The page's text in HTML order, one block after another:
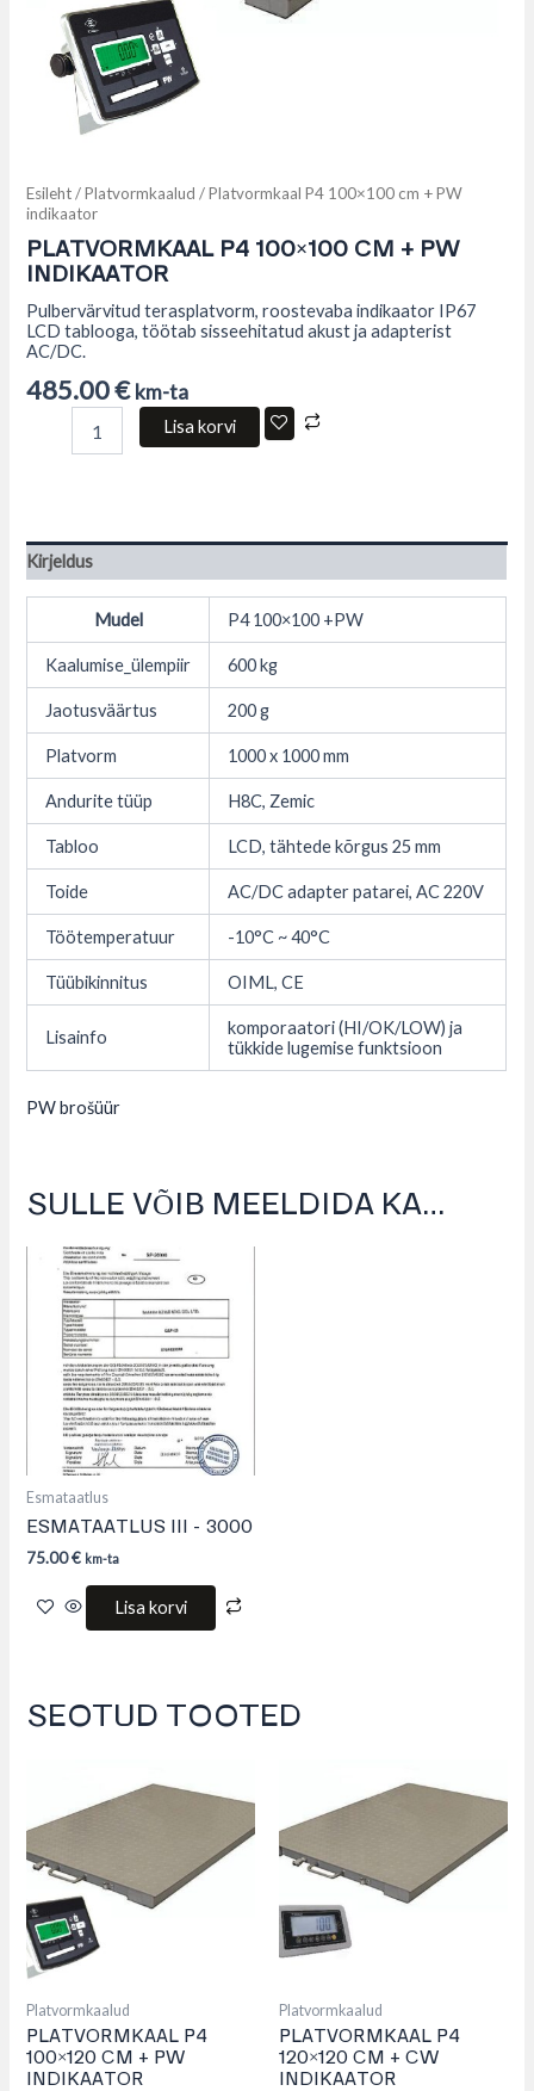
Esileht/Platvormkaalud / Platvormkaal P4 100×100 cm + PW
indikaator
PLATVORMKAAL P4 100×100 CM + PW
INDIKAATOR
Pulbervärvitud terasplatvorm, roostevaba indikaator IP67
LCD tablooga, töötab sisseehitatud akust ja adapterist
AC/DC.
485.00€ km-ta
Lisa korvi
Kirjeldus
Mudel P4 100×100 +PW
Kaalumise_ülempiir 600 kg
Jaotusväärtus 200 g
Platvorm 1000 x 1000 mm
Andurite tüüp H8C, Zemic
Tabloo LCD, tähtede kõrgus 25 mm
Toide AC/DC adapter patarei, AC 220V
Töötemperatuur -10°C ~ 40°C
Tüübikinnitus OIML, CE
Lisainfo
komporaatori (HI/OK/LOW) ja
tükkide lugemise funktsioon
PW brošüür
SULLE VÕIB MEELDIDA KA…
Esmataatlus
ESMATAATLUS III – 3000
75.00€ km-ta
Lisa korvi
SEOTUD TOOTED
Platvormkaalud
PLATVORMKAAL P4
100×120 CM + PW
INDIKAATOR
Platvormkaalud
PLATVORMKAAL P4
120×120 CM + CW
INDIKAATOR
product
multiple
variants.
The
page